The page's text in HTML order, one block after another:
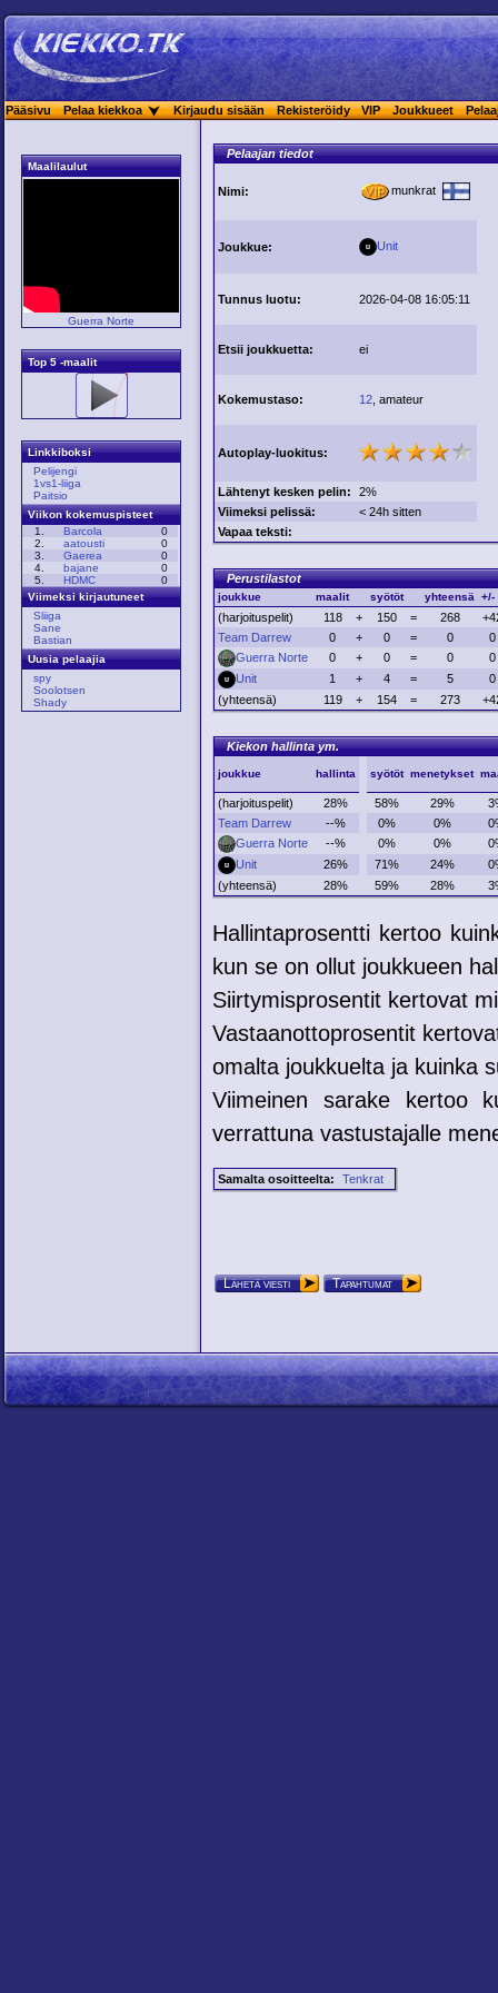
Pääsivu Pelaa kiekkoa Kirjaudu sisään Rekisteröidy VIP Joukkueet
Maalilaulut
Guerra Norte
Top 5 -maalit
Linkkiboksi
Pelijengi
1vs1-liiga
Paitsio
Viikon kokemuspisteet
1.
Barcola
0
2.
aatousti
0
3.
Gaerea
0
4.
bajane
0
5.
HDMC
0
Viimeksi kirjautuneet
Sliiga
Sane
Bastian
Uusia pelaajia
spy
Soolotsen
Shady
Pelaajan tiedot
Nimi: munkrat
Joukkue: Unit
Tunnus luotu: 2026-04-08 16:05:11
Etsii joukkuetta: ei
Kokemustaso: 12 , amateur
Autoplay-luokitus:
Lähtenyt kesken pelin:
2%
Viimeksi pelissä:
< 24h sitten
Vapaa teksti:
Perustilastot
joukkue maalit syötöt yhteensä +/-
(harjoituspelit) 118 + 150 = 268
Team Darrew
0 + 0 = 0
0
Guerra Norte
0 + 0 = 0
0
Unit
1 + 4 = 5
0
(yhteensä)
119 + 154 = 273
Kiekon hallinta ym.
joukkue hallinta syötöt menetykset
(harjoituspelit) 28% 58% 29%
Team Darrew
--% 0% 0%
Guerra Norte
--% 0% 0%
Unit
26% 71% 24%
(yhteensä)
28% 59% 28%
Hallintaprosentti kertoo
kun se on ollut joukkueen
Siirtymisprosentit kertovat
Vastaanottoprosentit
omalta joukkuelta ja kuinka
Viimeinen sarake kertoo
verrattuna vastustajalle
Samalta osoitteelta: Tenkrat
Lähetä viesti Tapahtumat